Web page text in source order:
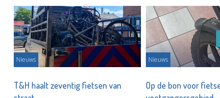
Nieuws
T&H haalt zeventig fietsen van
Nieuws
Op de bon voor